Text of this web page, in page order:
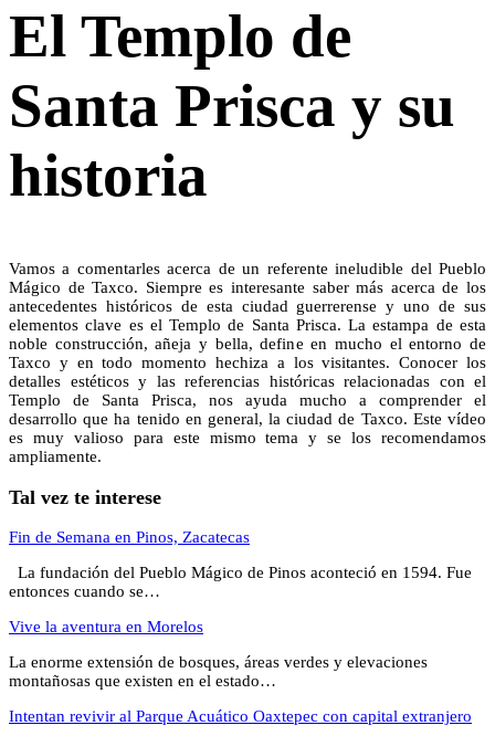
El Templo de
Santa Prisca y su
historia
Vamos a comentarles acerca de un referente ineludible del Pueblo
Mágico de Taxco. Siempre es interesante saber más acerca de los
antecedentes históricos de esta ciudad guerrerense y uno de sus
elementos clave es el Templo de Santa Prisca. La estampa de esta
noble construcción, añeja y bella, define en mucho el entorno de
Taxco y en todo momento hechiza a los visitantes. Conocer los
detalles estéticos y las referencias históricas relacionadas con el
Templo de Santa Prisca, nos ayuda mucho a comprender el
desarrollo que ha tenido en general, la ciudad de Taxco. Este vídeo
es muy valioso para este mismo tema y se los recomendamos
ampliamente.
Tal vez te interese
Fin de Semana en Pinos, Zacatecas
La fundación del Pueblo Mágico de Pinos aconteció en 1594. Fue
entonces cuando se…
Vive la aventura en Morelos
La enorme extensión de bosques, áreas verdes y elevaciones
montañosas que existen en el estado…
Intentan revivir al Parque Acuático Oaxtepec con capital extranjero